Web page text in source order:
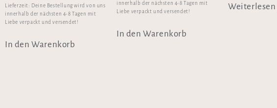
Lieferzeit: Deine Bestellung wird von uns
innerhalb der nächsten 4-8 Tagen mit
Liebe verpackt und versendet!
In den Warenkorb
innerhalb der nächsten 4-8 Tagen mit
Liebe verpackt und versendet!
In den Warenkorb
Weiterlesen